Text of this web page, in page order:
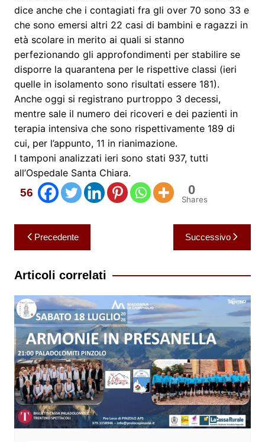
dice anche che i contagiati fra gli over 70 sono 33 e
che sono emersi altri 22 casi di bambini e ragazzi in
età scolare in merito ai quali si stanno
perfezionando gli approfondimenti per stabilire se
disporre la quarantena per le rispettive classi (ieri
quelle in isolamento sono risultati essere 181).
Anche oggi si registrano purtroppo 3 decessi,
mentre sale il numero dei ricoveri e dei pazienti in
terapia intensiva che sono rispettivamente 189 di
cui, per l’appunto, 11 in rianimazione.
I tamponi analizzati ieri sono stati 937, tutti
all’Ospedale Santa Chiara.
56 0
Shares
Navigazione
articoli
Precedente Successivo
Articoli correlati